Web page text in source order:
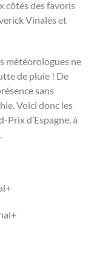
côtés des favoris
Vinalès et
météorologues ne
de pluie ! De
sans
Voici donc les
Prix d’Espagne, à